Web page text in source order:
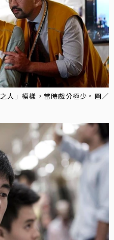
人」模樣，當時戲分極少。圖／